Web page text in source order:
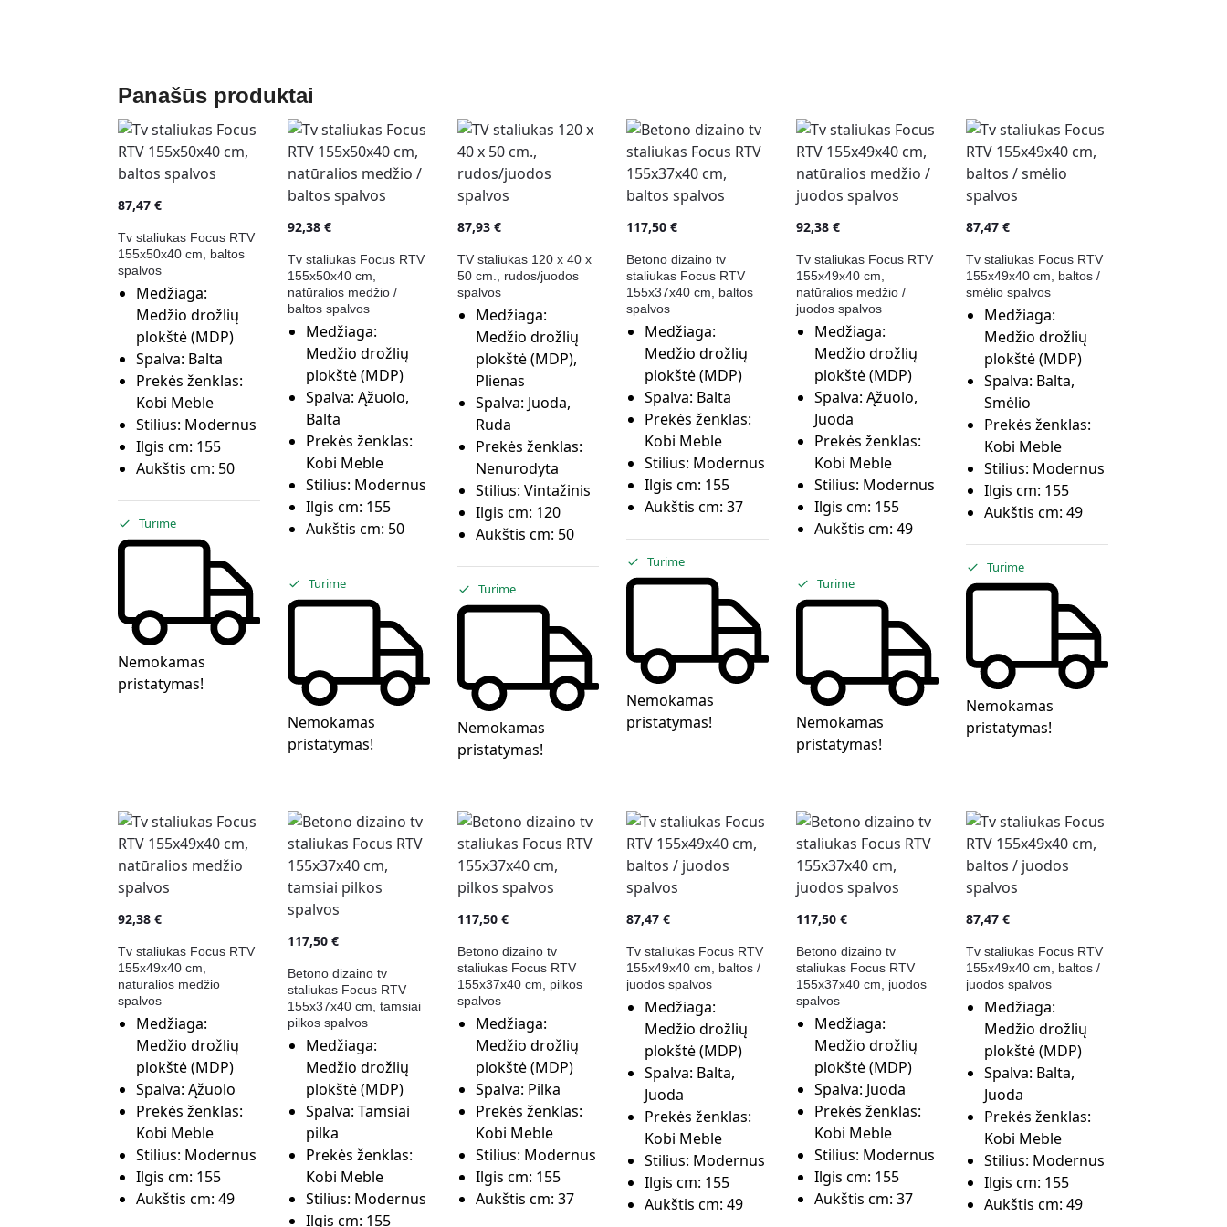
Panašūs produktai
87,47 €
Tv staliukas Focus RTV
155x50x40 cm, baltos
spalvos
Medžiaga:
Medžio drožlių
plokštė (MDP)
Spalva: Balta
Prekės ženklas:
Kobi Meble
Stilius: Modernus
Ilgis cm: 155
Aukštis cm: 50
Turime
Nemokamas
pristatymas!
92,38 €
Tv staliukas Focus RTV
155x50x40 cm,
natūralios medžio /
baltos spalvos
Medžiaga:
Medžio drožlių
plokštė (MDP)
Spalva: Ąžuolo,
Balta
Prekės ženklas:
Kobi Meble
Stilius: Modernus
Ilgis cm: 155
Aukštis cm: 50
Turime
Nemokamas
pristatymas!
87,93 €
TV staliukas 120 x 40 x
50 cm., rudos/juodos
spalvos
Medžiaga:
Medžio drožlių
plokštė (MDP),
Plienas
Spalva: Juoda,
Ruda
Prekės ženklas:
Nenurodyta
Stilius: Vintažinis
Ilgis cm: 120
Aukštis cm: 50
Turime
Nemokamas
pristatymas!
117,50€
Betono dizaino tv
staliukas Focus RTV
155x37x40 cm, baltos
spalvos
Medžiaga:
Medžio drožlių
plokštė (MDP)
Spalva: Balta
Prekės ženklas:
Kobi Meble
Stilius: Modernus
Ilgis cm: 155
Aukštis cm:37
Turime
Nemokamas
pristatymas!
92,38€
Tv staliukas Focus RTV
155x49x40 cm,
natūralios medžio /
juodos spalvos
Medžiaga:
Medžio drožlių
plokštė (MDP)
Spalva:Ąžuolo,
Juoda
Prekės ženklas:
Kobi Meble
Stilius: Modernus
Ilgis cm: 155
Aukštis cm:49
Turime
Nemokamas
pristatymas!
87,47 €
Tv staliukas Focus RTV
155x49x40 cm, baltos /
smėlio spalvos
Medžiaga:
Medžio drožlių
plokštė (MDP)
Spalva: Balta,
Smėlio
Prekės ženklas:
Kobi Meble
Stilius: Modernus
Ilgis cm: 155
Aukštis cm: 49
Turime
Nemokamas
pristatymas!
92,38 €
Tv staliukas Focus RTV
155x49x40 cm,
natūralios medžio
spalvos
Medžiaga:
Medžio drožlių
plokštė (MDP)
Spalva: Ąžuolo
Prekės ženklas:
Kobi Meble
Stilius: Modernus
Ilgis cm: 155
Aukštis cm: 49
117,50 €
Betono dizaino tv
staliukas Focus RTV
155x37x40 cm, tamsiai
pilkos spalvos
Medžiaga:
Medžio drožlių
plokštė (MDP)
Spalva: Tamsiai
pilka
Prekės ženklas:
Kobi Meble
Stilius: Modernus
Ilgis cm: 155
117,50 €
Betono dizaino tv
staliukas Focus RTV
155x37x40 cm, pilkos
spalvos
Medžiaga:
Medžio drožlių
plokštė (MDP)
Spalva: Pilka
Prekės ženklas:
Kobi Meble
Stilius: Modernus
Ilgis cm: 155
Aukštis cm: 37
87,47€
Tv staliukas Focus RTV
155x49x40 cm, baltos /
juodos spalvos
Medžiaga:
Medžio drožlių
plokštė (MDP)
Spalva: Balta,
Juoda
Prekės ženklas:
Kobi Meble
Stilius: Modernus
Ilgis cm: 155
Aukštis cm:49
117,50€
Betono dizaino tv
staliukas Focus RTV
155x37x40 cm, juodos
spalvos
Medžiaga:
Medžio drožlių
plokštė (MDP)
Spalva: Juoda
Prekės ženklas:
Kobi Meble
Stilius: Modernus
Ilgis cm: 155
Aukštis cm:37
87,47 €
Tv staliukas Focus RTV
155x49x40 cm, baltos /
juodos spalvos
Medžiaga:
Medžio drožlių
plokštė (MDP)
Spalva: Balta,
Juoda
Prekės ženklas:
Kobi Meble
Stilius: Modernus
Ilgis cm: 155
Aukštis cm: 49